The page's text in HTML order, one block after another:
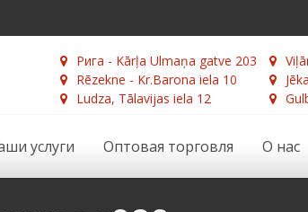
Рига - Kārļa Ulmaņa gatve 203
Rēzekne - Kr.Barona iela 10
Ludza, Tālavijas iela 12
услуги Оптовая торговля О нас